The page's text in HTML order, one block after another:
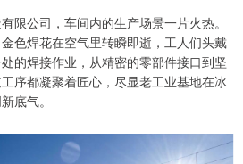
限公司，车间内的生产场景一片火热。
色焊花在空气里转瞬即逝，工人们头戴
的焊接作业，从精密的零部件接口到坚
序都凝聚着匠心，尽显老工业基地在冰
底气。